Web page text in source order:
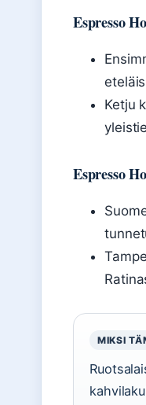
Espresso
Ketju
Espresso
MIKSI